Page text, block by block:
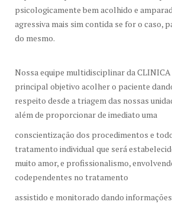
psicologicamente bem acolhido e
agressiva mais sim contida se for o caso,
do mesmo.
Nossa equipe multidisciplinar da
principal objetivo acolher o paciente
respeito desde a triagem das nossas
além de proporcionar de imediato uma
conscientização dos procedimentos e
tratamento individual que será
muito amor, e profissionalismo,
codependentes no tratamento
assistido e monitorado dando